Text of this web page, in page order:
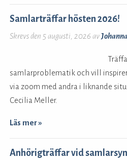
Samlarträffar hösten 2026!
Skrevs den 5 augusti, 2026 av
samlarproblematik och vill
via zoom med andra i liknande
Cecilia Meller.
Läs mer »
Anhörigträffar vid